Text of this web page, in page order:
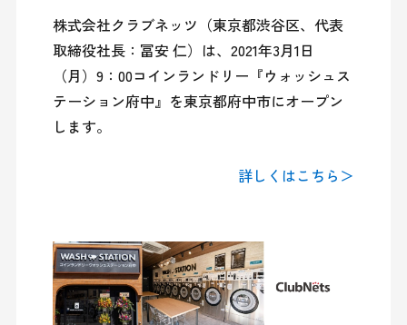
株式会社クラブネッツ（東京都渋谷区、代表
取締役社長：冨安 仁）は、2021年3月1日
（月）9：00コインランドリー『ウォッシュス
テーション府中』を東京都府中市にオープン
します。
詳しくはこちら＞